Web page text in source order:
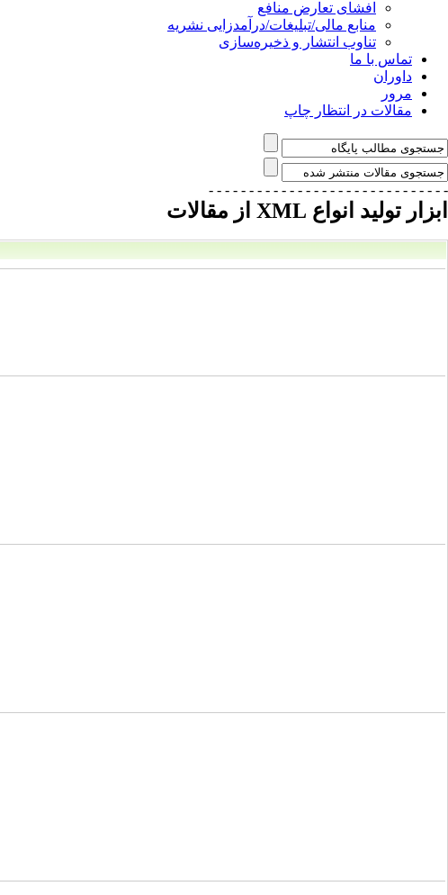
افشای تعارض منافع
منابع مالی/تبلیغات/درآمدزایی نشریه
تناوب انتشار و ذخیره‌سازی
تماس با ما
داوران
مرور
مقالات در انتظار چاپ
- - - - - - - - - - - - - - -
- - - - - - - - - - - - - - -
ابزار تولید انواع XML از مقالات